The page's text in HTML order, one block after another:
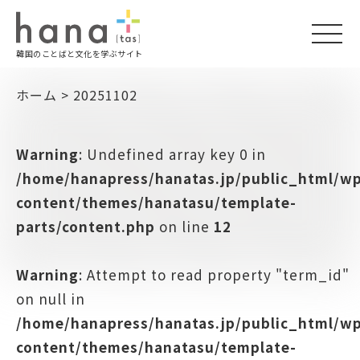
韓国のことばと文化を学ぶサイト
ホーム > 20251102
Warning: Undefined array key 0 in
/home/hanapress/hanatas.jp/public_html/
content/themes/hanatasu/template-
parts/content.php on line 12
Warning: Attempt to read property "term_id"
on null in
/home/hanapress/hanatas.jp/public_html/
content/themes/hanatasu/template-